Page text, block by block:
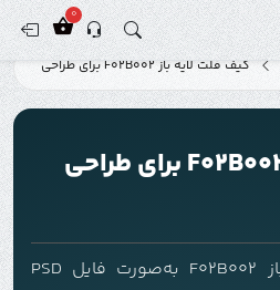
0
کیف فلت لایه باز F02B002 برای طراحی
کیف فلت لایه باز F02B002 برای طراحی
دانلود کیف فلت لایه باز F02B002 به‌صورت فایل PSD